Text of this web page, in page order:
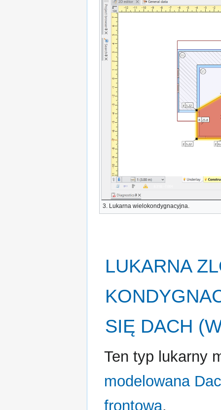
3. Lukarna wielokondygnacyjna.
LUKARNA
SIĘ DACH
Ten typ lukarny
modelowana
frontową.